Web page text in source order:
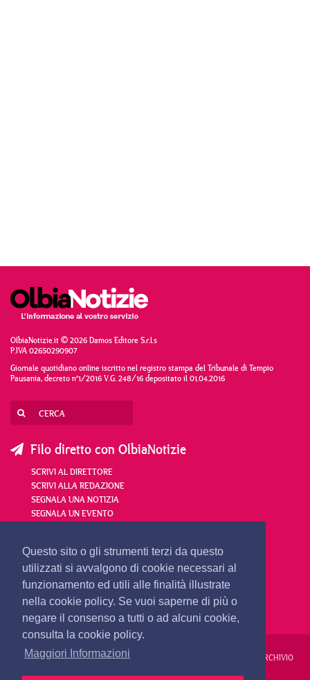
Questo sito o gli strumenti terzi da questo
utilizzati si avvalgono di cookie necessari al
funzionamento ed utili alle finalità illustrate
nella cookie policy. Se vuoi saperne di più o
negare il consenso a tutti o ad alcuni cookie,
consulta la cookie policy.
Maggiori Informazioni
OlbiaNotizie.it © 2026 Damos Editore S.r.l.s
P.IVA 02650290907
Giornale quotidiano online iscritto nel registro stampa del Tribunale di Tempio
Pausania, decreto n°1/2016 V.G. 248/16 depositato il 01.04.2016
Filo diretto con OlbiaNotizie
SCRIVI AL DIRETTORE
SCRIVI ALLA REDAZIONE
SEGNALA UNA NOTIZIA
SEGNALA UN EVENTO
redazione@olbianotizie.it
REDAZIONE PUBBLICITÀ PRIVACY E COOKIES ARCHIVIO